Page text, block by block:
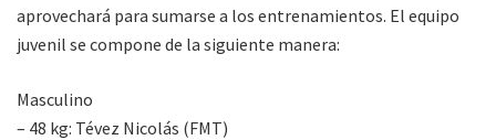
aprovechará para sumarse a los entrenamientos. El equipo
juvenil se compone de la siguiente manera:
Masculino
– 48 kg: Tévez Nicolás (FMT)